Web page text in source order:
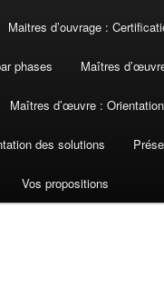
Maitres d’ouvrage :
phases Maîtres
Maîtres d’œuvre :
des solutions
Vos propositions